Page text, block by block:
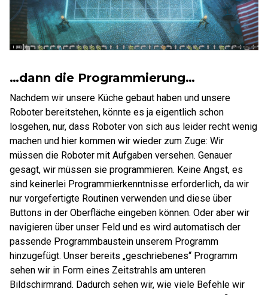
…dann die Programmierung…
Nachdem wir unsere Küche gebaut haben und unsere
Roboter bereitstehen, könnte es ja eigentlich schon
losgehen, nur, dass Roboter von sich aus leider recht wenig
machen und hier kommen wir wieder zum Zuge: Wir
müssen die Roboter mit Aufgaben versehen. Genauer
gesagt, wir müssen sie programmieren. Keine Angst, es
sind keinerlei Programmierkenntnisse erforderlich, da wir
nur vorgefertigte Routinen verwenden und diese über
Buttons in der Oberfläche eingeben können. Oder aber wir
navigieren über unser Feld und es wird automatisch der
passende Programmbaustein unserem Programm
hinzugefügt. Unser bereits „geschriebenes“ Programm
sehen wir in Form eines Zeitstrahls am unteren
Bildschirmrand. Dadurch sehen wir, wie viele Befehle wir